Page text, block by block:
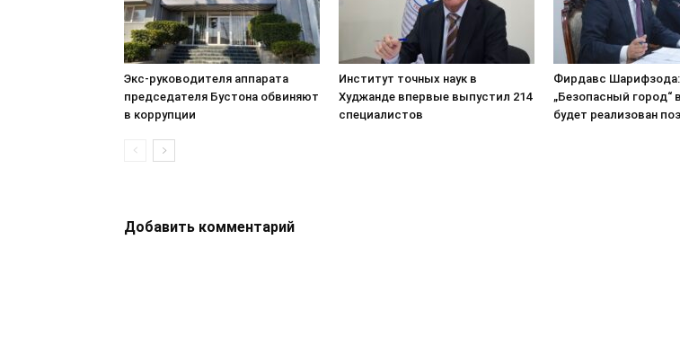
Экс-руководителя аппарата
председателя Бустона обвиняют
в коррупции
Институт точных наук в
Худжанде впервые выпустил 214
специалистов
Фирдавс Шарифзода:
„Безопасный город“
будет реализован
Добавить комментарий